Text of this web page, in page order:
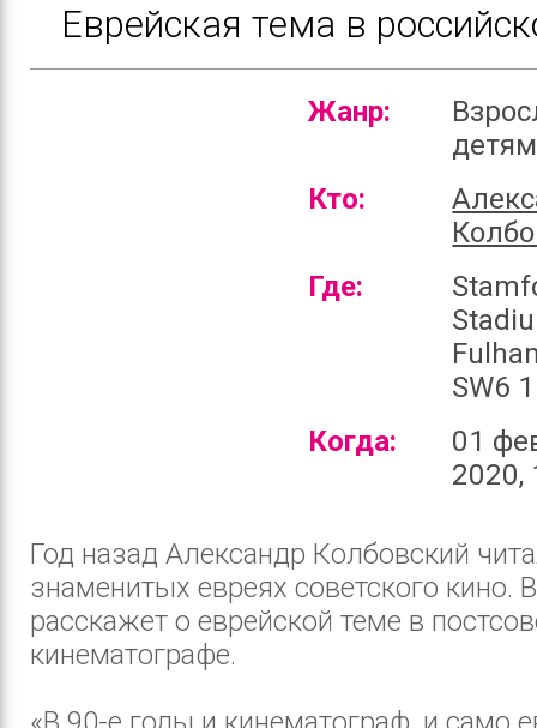
Еврейская тема в
Жанр:
детям
Кто:
Где:
SW6
Когда:
01
2020,
Год назад Александр Колбовский
знаменитых евреях советского кино.
расскажет о еврейской теме в
кинематографе.